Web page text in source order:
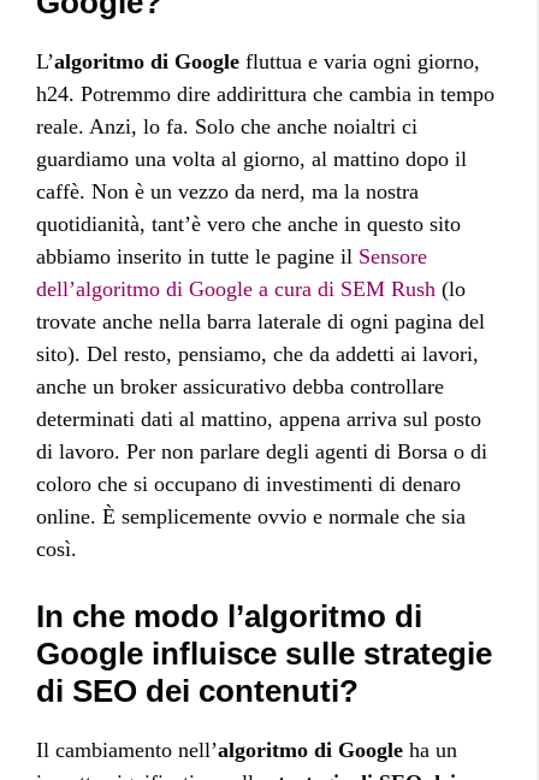
L’algoritmo di Google fluttua e varia ogni giorno,
h24. Potremmo dire addirittura che cambia in tempo
reale. Anzi, lo fa. Solo che anche noialtri ci
guardiamo una volta al giorno, al mattino dopo il
caffè. Non è un vezzo da nerd, ma la nostra
quotidianità, tant’è vero che anche in questo sito
abbiamo inserito in tutte le pagine il Sensore
dell’algoritmo di Google a cura di SEM Rush (lo
trovate anche nella barra laterale di ogni pagina del
sito). Del resto, pensiamo, che da addetti ai lavori,
anche un broker assicurativo debba controllare
determinati dati al mattino, appena arriva sul posto
di lavoro. Per non parlare degli agenti di Borsa o di
coloro che si occupano di investimenti di denaro
online. È semplicemente ovvio e normale che sia
così.
In che modo l’algoritmo di
Google influisce sulle strategie
di SEO dei contenuti?
Il cambiamento nell’algoritmo di Google ha un